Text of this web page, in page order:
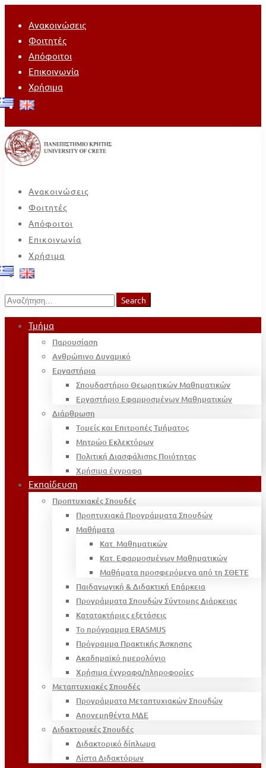
Ανακοινώσεις
Φοιτητές
Απόφοιτοι
Επικοινωνία
Χρήσιμα
Ανακοινώσεις
Φοιτητές
Απόφοιτοι
Επικοινωνία
Χρήσιμα
Search
for:
Search
Τμήμα
Παρουσίαση
Ανθρώπινο Δυναμικό
Εργαστήρια
Σπουδαστήριο Θεωρητικών Μαθηματικών
Εργαστήριο Εφαρμοσμένων Μαθηματικών
Διάρθρωση
Τομείς και Επιτροπές Τμήματος
Μητρώο Εκλεκτόρων
Πολιτική Διασφάλισης Ποιότητας
Χρήσιμα έγγραφα
Εκπαίδευση
Προπτυχιακές Σπουδές
Προπτυχιακά Προγράμματα Σπουδών
Μαθήματα
Κατ. Μαθηματικών
Κατ. Εφαρμοσμένων Μαθηματικών
Μαθήματα προσφερόμενα από τη ΣΘΕΤΕ
Παιδαγωγική & Διδακτική Επάρκεια
Προγράμματα Σπουδών Σύντομης Διάρκειας
Κατατακτήριες εξετάσεις
Το πρόγραμμα ERASMUS
Πρόγραμμα Πρακτικής Άσκησης
Ακαδημαϊκό ημερολόγιο
Χρήσιμα έγγραφα/πληροφορίες
Μεταπτυχιακές Σπουδές
Προγράμματα Μεταπτυχιακών Σπουδών
Απονεμηθέντα ΜΔΕ
Διδακτορικές Σπουδές
Διδακτορικό δίπλωμα
Λίστα Διδακτόρων